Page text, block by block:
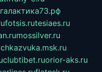
галактика73.рф
fotsis.rutesiaes.ru
mossilver.ru
clubtibet.ruorior-aks.ru